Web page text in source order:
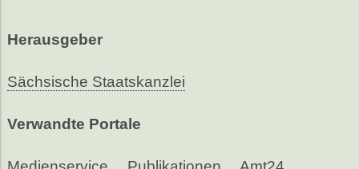
Herausgeber
Sächsische Staatskanzlei
Verwandte Portale